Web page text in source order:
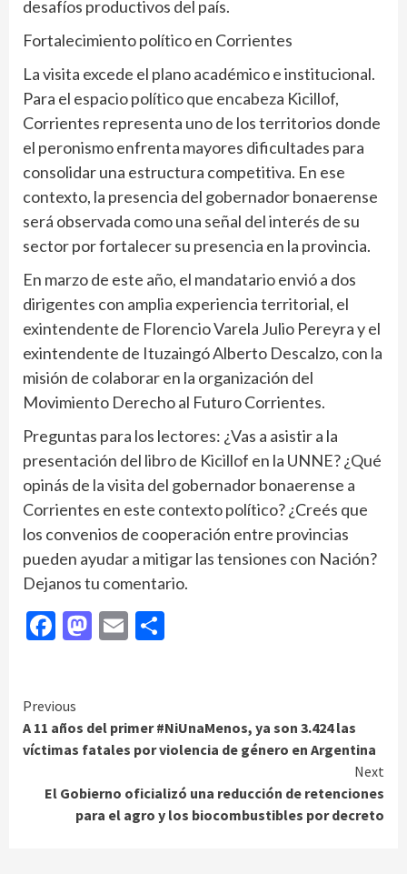
desafíos productivos del país.
Fortalecimiento político en Corrientes
La visita excede el plano académico e institucional.
Para el espacio político que encabeza Kicillof,
Corrientes representa uno de los territorios donde
el peronismo enfrenta mayores dificultades para
consolidar una estructura competitiva. En ese
contexto, la presencia del gobernador bonaerense
será observada como una señal del interés de su
sector por fortalecer su presencia en la provincia.
En marzo de este año, el mandatario envió a dos
dirigentes con amplia experiencia territorial, el
exintendente de Florencio Varela Julio Pereyra y el
exintendente de Ituzaingó Alberto Descalzo, con la
misión de colaborar en la organización del
Movimiento Derecho al Futuro Corrientes.
Preguntas para los lectores: ¿Vas a asistir a la
presentación del libro de Kicillof en la UNNE? ¿Qué
opinás de la visita del gobernador bonaerense a
Corrientes en este contexto político? ¿Creés que
los convenios de cooperación entre provincias
pueden ayudar a mitigar las tensiones con Nación?
Dejanos tu comentario.
Facebook
Mastodon
Email
Continue
Reading
Previous
A 11 años del primer #NiUnaMenos, ya son 3.424 las
víctimas fatales por violencia de género en Argentina
Next
El Gobierno oficializó una reducción de retenciones
para el agro y los biocombustibles por decreto